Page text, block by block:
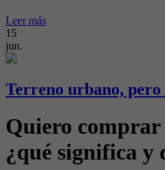
Leer más
15
jun.
Terreno urbano, pero
Quiero comprar
¿qué significa y